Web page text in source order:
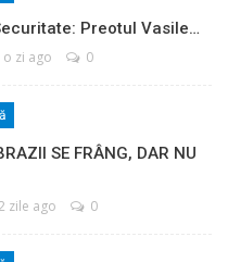
Preotul Vasile…
o zi ago 0
SE FRÂNG, DAR NU
zile ago 0